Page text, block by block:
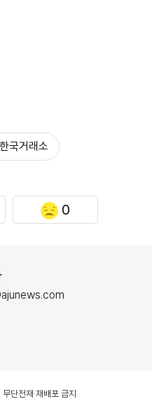
국거래소
0
단전재·재배포 금지